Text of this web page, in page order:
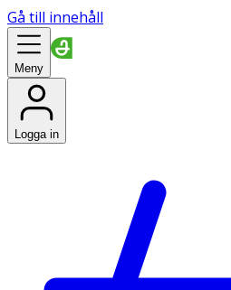
Gå till innehåll
Meny
Logga in